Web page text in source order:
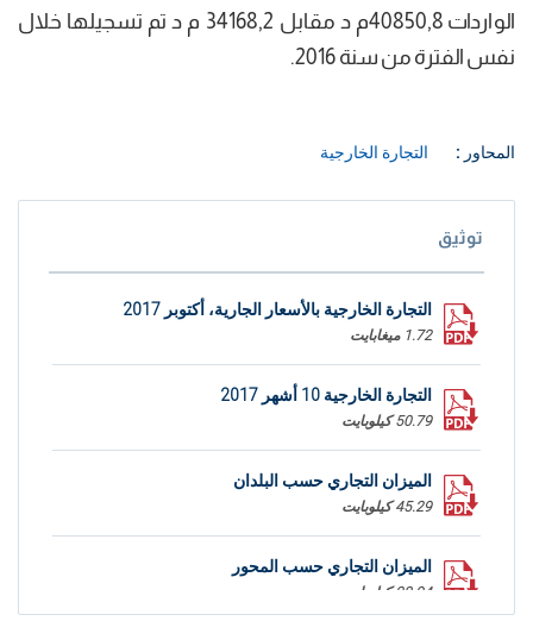
الواردات 40850,8م د مقابل 34168,2 م د تم تسجيلها خلال
نفس الفترة من سنة 2016.
المحاور : التجارة الخارجية
توثيق
التجارة الخارجية بالأسعار الجارية، أكتوبر 2017
1.72 ميغابايت
التجارة الخارجية 10 أشهر 2017
50.79 كيلوبايت
الميزان التجاري حسب البلدان
45.29 كيلوبايت
الميزان التجاري حسب المحور
28.94 كيلوبايت